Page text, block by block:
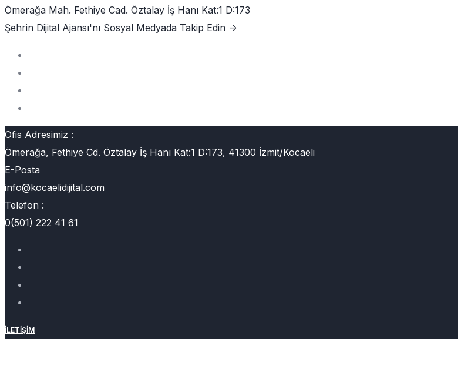
Ömerağa Mah. Fethiye Cad. Öztalay İş Hanı Kat:1 D:173
Şehrin Dijital Ajansı'nı Sosyal Medyada Takip Edin ->
Ofis Adresimiz :
Ömerağa, Fethiye Cd. Öztalay İş Hanı Kat:1 D:173, 41300 İzmit/Kocaeli
E-Posta
info@kocaelidijital.com
Telefon :
0(501) 222 41 61
İLETIŞIM